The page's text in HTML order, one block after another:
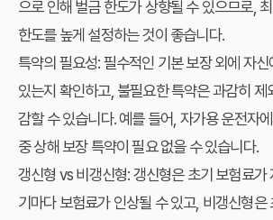
으로 인해 벌금 한도가 상향될 수 있으므로,
한도를 높게 설정하는 것이 좋습니다.
특약의 필요성: 필수적인 기본 보장 외에 자신
있는지 확인하고, 불필요한 특약은 과감히 제
감할 수 있습니다. 예를 들어, 자가용 운전자
중 상해 보장 특약이 필요 없을 수 있습니다.
갱신형 vs 비갱신형: 갱신형은 초기 보험료가
기마다 보험료가 인상될 수 있고, 비갱신형은